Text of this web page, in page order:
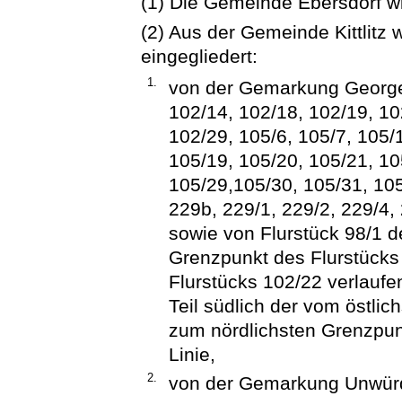
(2) Aus der Gemeinde Kittlitz
eingegliedert:
1.
von der Gemarkung
102/14, 102/18, 102/19,
102/29, 105/6, 105/7,
105/19, 105/20, 105/21,
105/29,105/30, 105/31,
229b, 229/1, 229/2, 229/4,
sowie von Flurstück 98/1
Grenzpunkt des
Flurstücks 102/22
Teil südlich der vom
zum nördlichsten
Linie,
2.
von der Gemarkung